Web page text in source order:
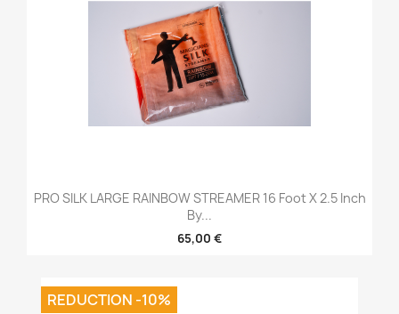
PRO SILK LARGE RAINBOW STREAMER 16 Foot X 2.5 Inch
By...
65,00 €
REDUCTION -10%